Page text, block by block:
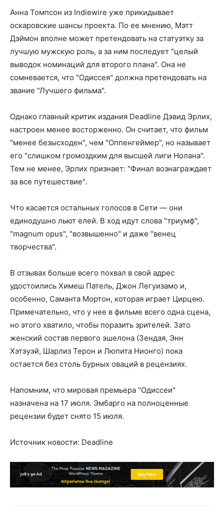
Анна Томпсон из Indiewire уже прикидывает
оскаровские шансы проекта. По ее мнению, Мэтт
Дэймон вполне может претендовать на статуэтку за
лучшую мужскую роль, а за ним последует "целый
выводок номинаций для второго плана". Она не
сомневается, что "Одиссея" должна претендовать на
звание "Лучшего фильма".
Однако главный критик издания Deadline Дэвид Эрлих,
настроен менее восторженно. Он считает, что фильм
"менее безысходен", чем "Оппенгеймер", но называет
его "слишком громоздким для высшей лиги Нолана".
Тем не менее, Эрлих признает: "Финал вознаграждает
за все путешествие".
Что касается остальных голосов в Сети — они
единодушно льют елей. В ход идут слова "триумф",
"magnum opus", "возвышенно" и даже "венец
творчества".
В отзывах больше всего похвал в свой адрес
удостоились Химеш Патель, Джон Легуизамо и,
особенно, Саманта Мортон, которая играет Цирцею.
Примечательно, что у нее в фильме всего одна сцена,
но этого хватило, чтобы поразить зрителей. Зато
женский состав первого эшелона (Зендая, Энн
Хэтэуэй, Шарлиз Терон и Люпита Нионго) пока
остается без столь бурных оваций в рецензиях.
Напомним, что мировая премьера "Одиссеи"
назначена на 17 июля. Эмбарго на полноценные
рецензии будет снято 15 июля.
Источник новости: Deadline